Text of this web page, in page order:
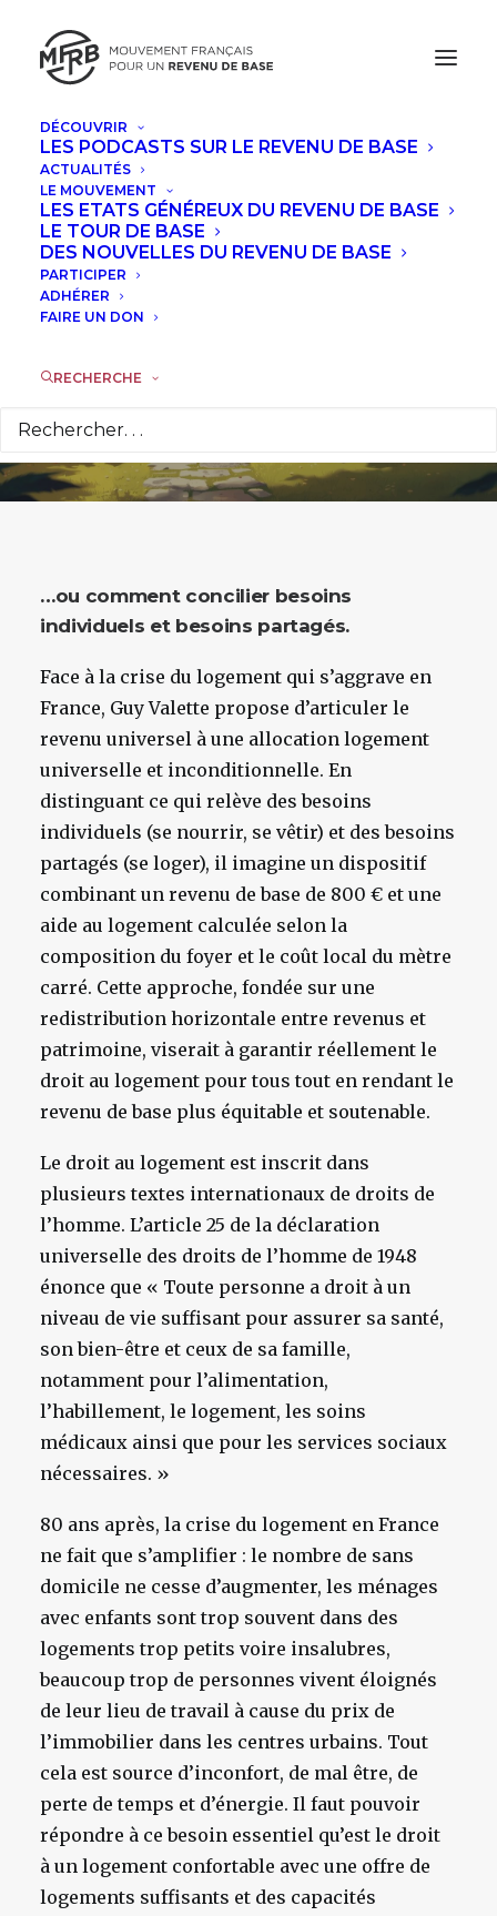
DÉCOUVRIR
LES PODCASTS SUR LE REVENU DE BASE
ACTUALITÉS
LE MOUVEMENT
LES ETATS GÉNÉREUX DU REVENU DE BASE
LE TOUR DE BASE
DES NOUVELLES DU REVENU DE BASE
PARTICIPER
ADHÉRER
FAIRE UN DON
RECHERCHE
Revenu universel :
comment mieux
prendre en compte
le droit au logement
26 OCTOBRE 2025
…ou comment concilier besoins
individuels et besoins partagés.
Face à la crise du logement qui s’aggrave en
France, Guy Valette propose d’articuler le
revenu universel à une allocation logement
universelle et inconditionnelle. En
distinguant ce qui relève des besoins
individuels (se nourrir, se vêtir) et des besoins
partagés (se loger), il imagine un dispositif
combinant un revenu de base de 800 € et une
aide au logement calculée selon la
composition du foyer et le coût local du mètre
carré. Cette approche, fondée sur une
redistribution horizontale entre revenus et
patrimoine, viserait à garantir réellement le
droit au logement pour tous tout en rendant le
revenu de base plus équitable et soutenable.
Le droit au logement est inscrit dans
plusieurs textes internationaux de droits de
l’homme. L’article 25 de la déclaration
universelle des droits de l’homme de 1948
énonce que « Toute personne a droit à un
niveau de vie suffisant pour assurer sa santé,
son bien-être et ceux de sa famille,
notamment pour l’alimentation,
l’habillement, le logement, les soins
médicaux ainsi que pour les services sociaux
nécessaires. »
80 ans après, la crise du logement en France
ne fait que s’amplifier : le nombre de sans
domicile ne cesse d’augmenter, les ménages
avec enfants sont trop souvent dans des
logements trop petits voire insalubres,
beaucoup trop de personnes vivent éloignés
de leur lieu de travail à cause du prix de
l’immobilier dans les centres urbains. Tout
cela est source d’inconfort, de mal être, de
perte de temps et d’énergie. Il faut pouvoir
répondre à ce besoin essentiel qu’est le droit
à un logement confortable avec une offre de
logements suffisants et des capacités